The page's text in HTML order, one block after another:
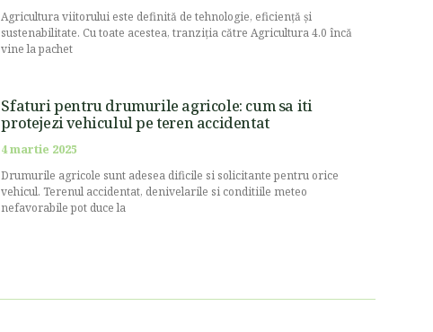
Agricultura viitorului este definită de tehnologie, eficiență și
sustenabilitate. Cu toate acestea, tranziția către Agricultura 4.0 încă
vine la pachet
Sfaturi pentru drumurile agricole: cum sa iti
protejezi vehiculul pe teren accidentat
4 martie 2025
Drumurile agricole sunt adesea dificile si solicitante pentru orice
vehicul. Terenul accidentat, denivelarile si conditiile meteo
nefavorabile pot duce la